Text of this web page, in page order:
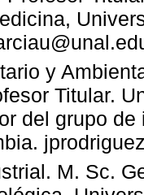
y
Titular.
del grupo
M. Sc.